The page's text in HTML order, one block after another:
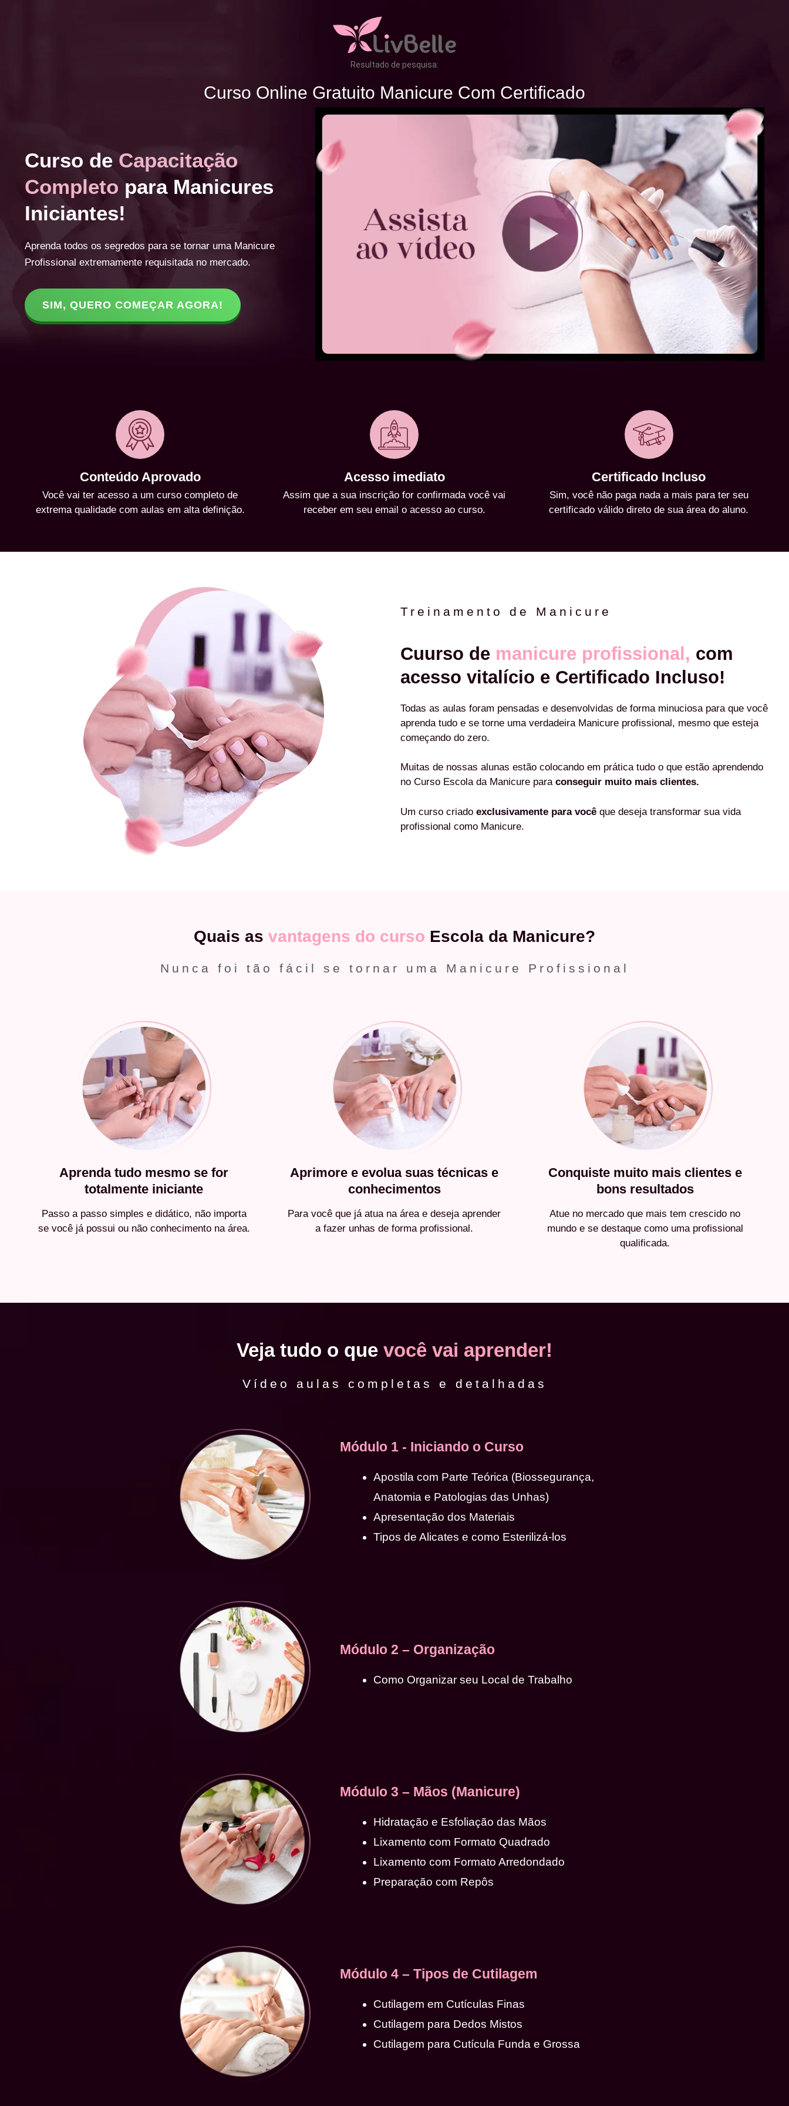
Resultado de pesquisa:
Curso Online Gratuito Manicure Com Certificado
Curso de Capacitação
Completo para Manicures
Iniciantes!
Aprenda todos os segredos para se tornar uma Manicure
Profissional extremamente requisitada no mercado.
SIM, QUERO COMEÇAR AGORA!
Conteúdo Aprovado
Você vai ter acesso a um curso completo de
extrema qualidade com aulas em alta definição.
Acesso imediato
Assim que a sua inscrição for confirmada você vai
receber em seu email o acesso ao curso.
Certificado Incluso
Sim, você não paga nada a mais para ter seu
certificado válido direto de sua área do aluno.
Treinamento de Manicure
Cuurso de manicure profissional, com
acesso vitalício e Certificado Incluso!
Todas as aulas foram pensadas e desenvolvidas de forma minuciosa para que você
aprenda tudo e se torne uma verdadeira Manicure profissional, mesmo que esteja
começando do zero.
Muitas de nossas alunas estão colocando em prática tudo o que estão aprendendo
no Curso Escola da Manicure para conseguir muito mais clientes.
Um curso criado exclusivamente para você que deseja transformar sua vida
profissional como Manicure.
Quais as vantagens do curso Escola da Manicure?
Nunca foi tão fácil se tornar uma Manicure Profissional
Aprenda tudo mesmo se for
totalmente iniciante
Passo a passo simples e didático, não importa
se você já possui ou não conhecimento na área.
Aprimore e evolua suas técnicas e
conhecimentos
Para você que já atua na área e deseja aprender
a fazer unhas de forma profissional.
Conquiste muito mais clientes e
bons resultados
Atue no mercado que mais tem crescido no
mundo e se destaque como uma profissional
qualificada.
Veja tudo o que você vai aprender!
Vídeo aulas completas e detalhadas
Módulo 1 - Iniciando o Curso
Apostila com Parte Teórica (Biossegurança,
Anatomia e Patologias das Unhas)
Apresentação dos Materiais
Tipos de Alicates e como Esterilizá-los
Módulo 2 – Organização
Como Organizar seu Local de Trabalho
Módulo 3 – Mãos (Manicure)
Hidratação e Esfoliação das Mãos
Lixamento com Formato Quadrado
Lixamento com Formato Arredondado
Preparação com Repôs
Módulo 4 – Tipos de Cutilagem
Cutilagem em Cutículas Finas
Cutilagem para Dedos Mistos
Cutilagem para Cutícula Funda e Grossa